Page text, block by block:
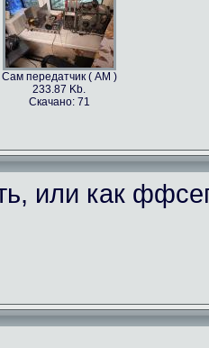
Сам передатчик ( АМ )
233.87 Kb.
Скачано: 71
или как